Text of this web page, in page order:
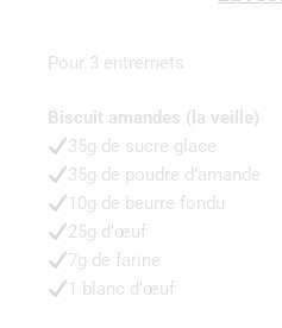
Pour 3 entremets
Biscuit amandes (la veille)
35g de sucre glace
35g de poudre d’amande
10g de beurre fondu
25g d’œuf
7g de farine
1 blanc d’œuf